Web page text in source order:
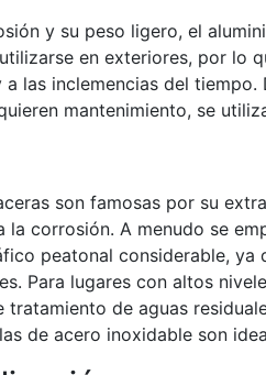
y su peso ligero, el
en exteriores, por lo
las inclemencias del tiempo.
mantenimiento, se
son famosas por su
corrosión. A menudo se
peatonal considerable, ya
Para lugares con altos
de aguas
de acero inoxidable son